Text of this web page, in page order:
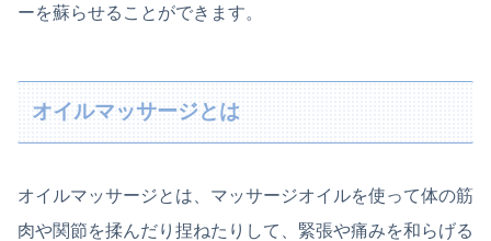
ーを蘇らせることができます。
オイルマッサージとは
オイルマッサージとは、マッサージオイルを使って体の筋
肉や関節を揉んだり捏ねたりして、緊張や痛みを和らげる